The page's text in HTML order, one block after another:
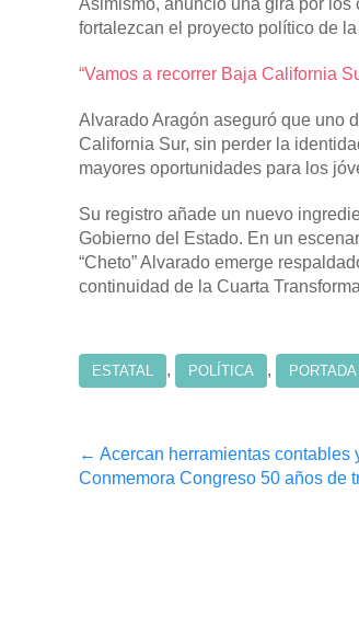
Asimismo, anunció una gira por
fortalezcan el proyecto político de
“Vamos a recorrer Baja California
Alvarado Aragón aseguró que uno
California Sur, sin perder la
mayores oportunidades para los
Su registro añade un nuevo
Gobierno del Estado. En un
“Cheto” Alvarado emerge
continuidad de la Cuarta
ESTATAL , POLÍTICA , PORTADA
Post
← Acercan herramientas contables
Conmemora Congreso 50 años de